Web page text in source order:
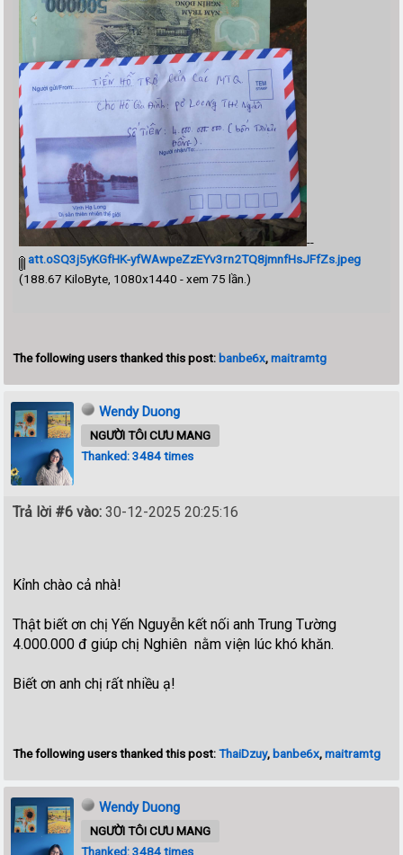
--
att.oSQ3j5yKGfHK-yfWAwpeZzEYv3rn2TQ8jmnfHsJFfZs.jpeg
(188.67 KiloByte, 1080x1440 - xem 75 lần.)
The following users thanked this post:banbe6x,maitramtg
Wendy Duong
NGƯỜI TÔI CƯU MANG
Thanked: 3484 times
Trả lời #6 vào: 30-12-2025 20:25:16
Kỉnh chào cả nhà!
Thật biết ơn chị Yến Nguyễn kết nối anh Trung Tường
4.000.000 đ giúp chị Nghiên nằm viện lúc khó khăn.
Biết ơn anh chị rất nhiều ạ!
The following users thanked this post:ThaiDzuy, banbe6x,maitramtg
Wendy Duong
NGƯỜI TÔI CƯU MANG
Thanked: 3484 times